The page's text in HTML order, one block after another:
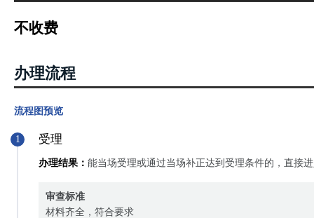
不收费
办理流程
流程图预览
1 受理
办理结果： 能当场受理或通过当场补正达到受理条件的，直接
审查标准
材料齐全，符合要求